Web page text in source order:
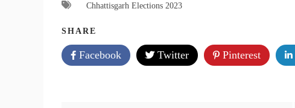
Chhattisgarh Elections 2023
SHARE
Facebook Twitter Pinterest